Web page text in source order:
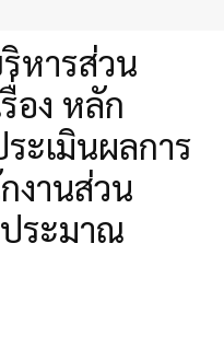
o
e
หารส่วน
อง หลัก
ะเมินผลการ
งานส่วน
ระมาณ